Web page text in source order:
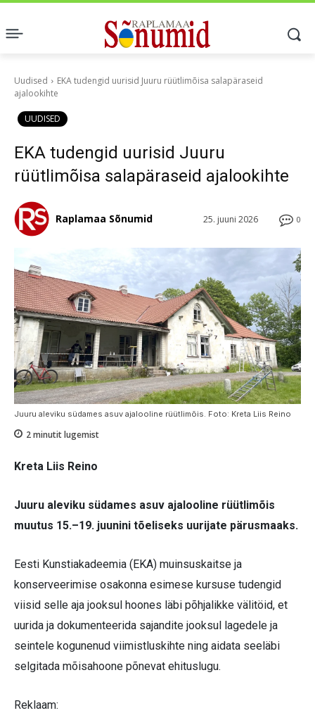
Uudised
EKA tudengid uurisid Juuru rüütlimõisa salapäraseid
ajalookihte
UUDISED
EKA tudengid uurisid Juuru
rüütlimõisa salapäraseid ajalookihte
0
25. juuni 2026
Raplamaa Sõnumid
Juuru aleviku südames asuv ajalooline rüütlimõis. Foto: Kreta Liis Reino
2minutit lugemist
Kreta Liis Reino
Juuru aleviku südames asuv ajalooline rüütlimõis
muutus 15.–19. juunini tõeliseks uurijate pärusmaaks.
Eesti Kunstiakadeemia (EKA) muinsuskaitse ja
konserveerimise osakonna esimese kursuse tudengid
viisid selle aja jooksul hoones läbi põhjalikke välitöid, et
uurida ja dokumenteerida sajandite jooksul lagedele ja
seintele kogunenud viimistluskihte ning aidata seeläbi
selgitada mõisahoone põnevat ehituslugu.
Reklaam: